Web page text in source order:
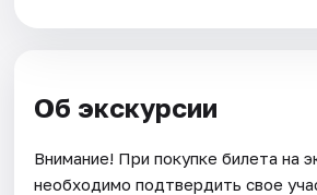
Об экскурсии
Внимание! При покупке билета на
необходимо подтвердить свое